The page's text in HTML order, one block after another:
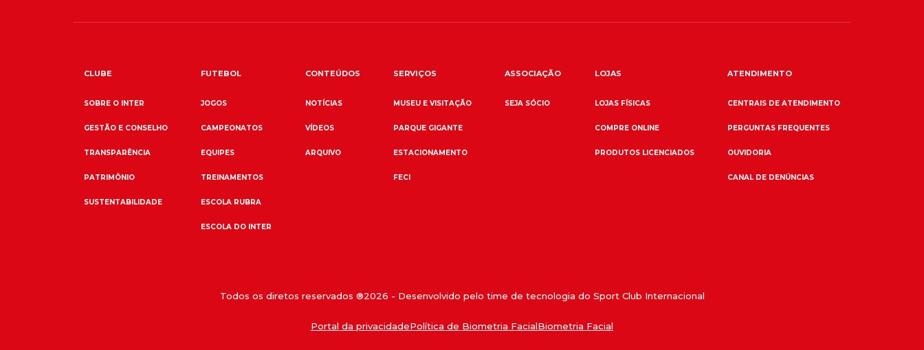
CLUBE
SOBRE O INTER
GESTÃO E CONSELHO
TRANSPARÊNCIA
PATRIMÔNIO
SUSTENTABILIDADE
FUTEBOL
JOGOS
CAMPEONATOS
EQUIPES
TREINAMENTOS
ESCOLA RUBRA
ESCOLA DO INTER
CONTEÚDOS
NOTÍCIAS
VÍDEOS
ARQUIVO
SERVIÇOS
MUSEU E VISITAÇÃO
PARQUE GIGANTE
ESTACIONAMENTO
FECI
ASSOCIAÇÃO
SEJA SÓCIO
LOJAS
LOJAS FÍSICAS
COMPRE ONLINE
PRODUTOS LICENCIADOS
ATENDIMENTO
CENTRAIS DE ATENDIMENTO
PERGUNTAS FREQUENTES
OUVIDORIA
CANAL DE DENÚNCIAS
Todos os diretos reservados ®2026 - Desenvolvido pelo time de tecnologia do Sport Club Internacional
Portal da privacidadePolítica de Biometria FacialBiometria Facial